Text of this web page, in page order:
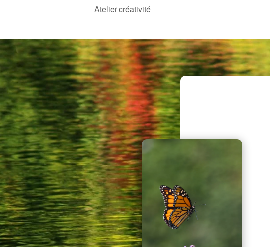
Atelier créativité